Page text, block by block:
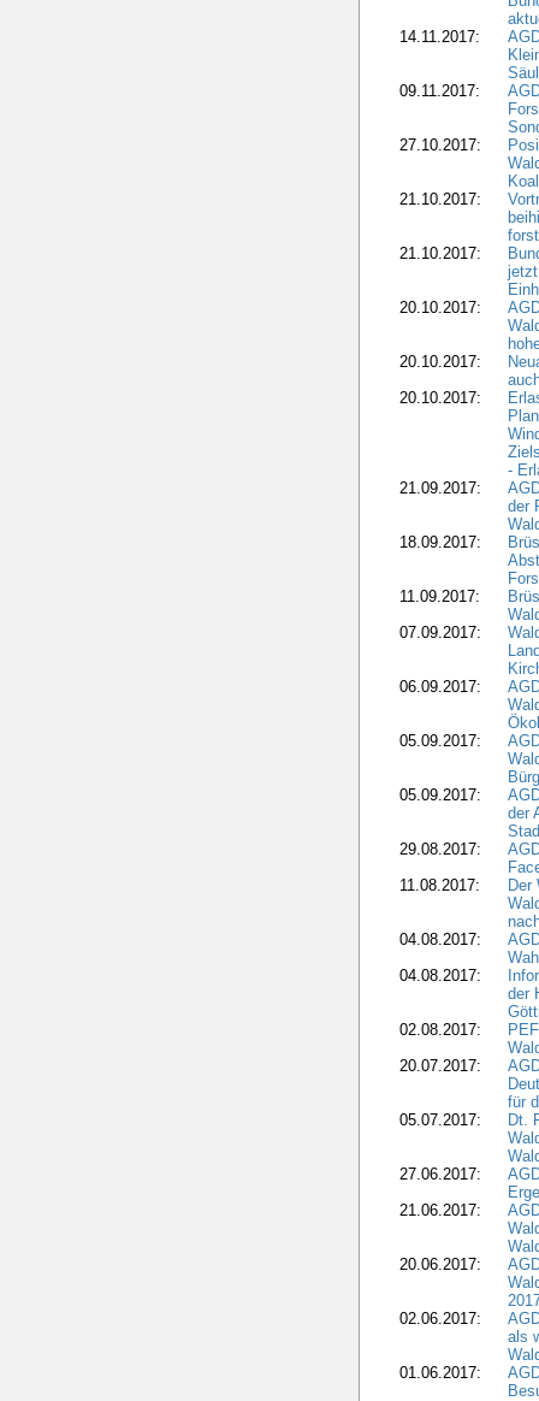
14.11.2017:
09.11.2017:
27.10.2017:
21.10.2017:
21.10.2017:
20.10.2017:
20.10.2017:
20.10.2017:
-
21.09.2017:
der
18.09.2017:
11.09.2017:
07.09.2017:
06.09.2017:
05.09.2017:
05.09.2017:
der
29.08.2017:
11.08.2017:
Der
04.08.2017:
04.08.2017:
der
02.08.2017:
20.07.2017:
für
05.07.2017:
Dt.
27.06.2017:
21.06.2017:
20.06.2017:
02.06.2017:
als
01.06.2017: